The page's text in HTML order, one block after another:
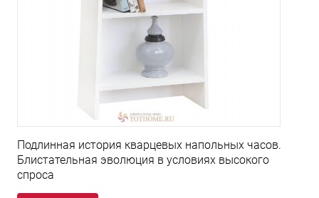
Подлинная история кварцевых напольных часов.
Блистательная эволюция в условиях высокого
спроса